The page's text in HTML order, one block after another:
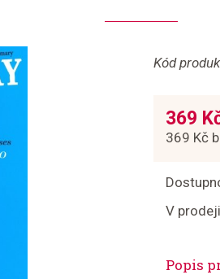
Kód
369
369 Kč
V
Popis